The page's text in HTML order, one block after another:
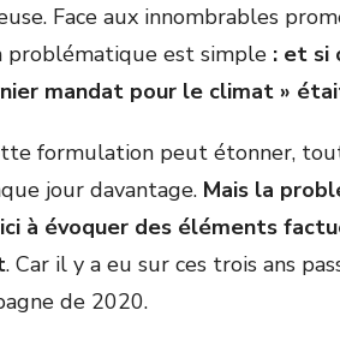
Face aux innombrables
problématique est simple : et si
mandat pour le climat »
formulation peut étonner,
jour davantage. Mais la
à évoquer des éléments
. Car il y a eu sur ces trois ans
de 2020.